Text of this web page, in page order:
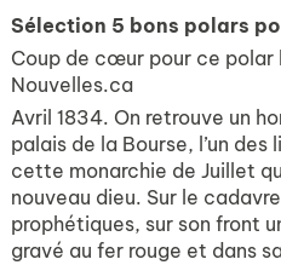
Sélection 5 bons polars
Coup de cœur pour ce polar
Nouvelles.ca
Avril 1834. On retrouve un
palais de la Bourse, l’un
cette monarchie de Juillet
nouveau dieu. Sur le
prophétiques, sur son front
gravé au fer rouge et dans